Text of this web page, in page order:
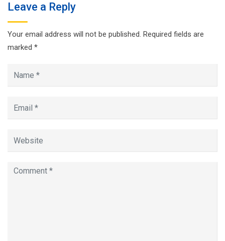
Leave a Reply
Your email address will not be published. Required fields are
marked *